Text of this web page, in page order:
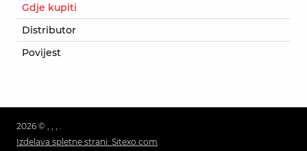
Gdje kupiti
Distributor
Povijest
2026 © , , , .
Izdelava spletne strani: Sitexo.com